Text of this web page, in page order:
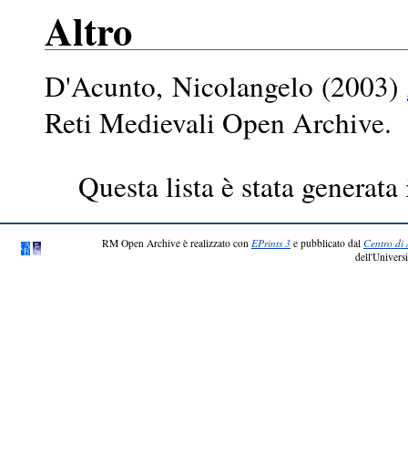
Altro
D'Acunto, Nicolangelo (2003)
Reti Medievali Open Archive.
Questa lista è stata
RM Open Archive è realizzato con EPrints 3 e pubblicato dal Centro di